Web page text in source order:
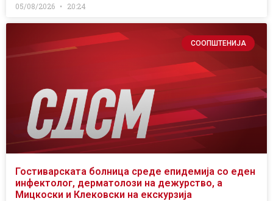
05/08/2026 20:24
СООПШТЕНИЈА
Гостиварската болница среде епидемија со еден
инфектолог, дерматолози на дежурство, а
Мицкоски и Клековски на екскурзија